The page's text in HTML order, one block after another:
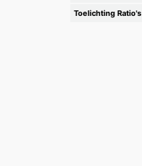
Toelichting Ratio's